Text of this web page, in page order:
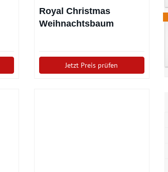
Royal Christmas
Weihnachtsbaum
Jetzt Preis prüfen